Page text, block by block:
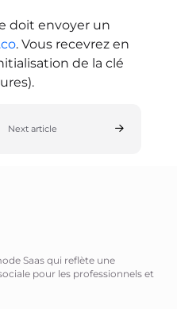
doit envoyer un
. Vous recevrez en
de la clé
Next article
Saas qui reflète une
pour les professionnels et